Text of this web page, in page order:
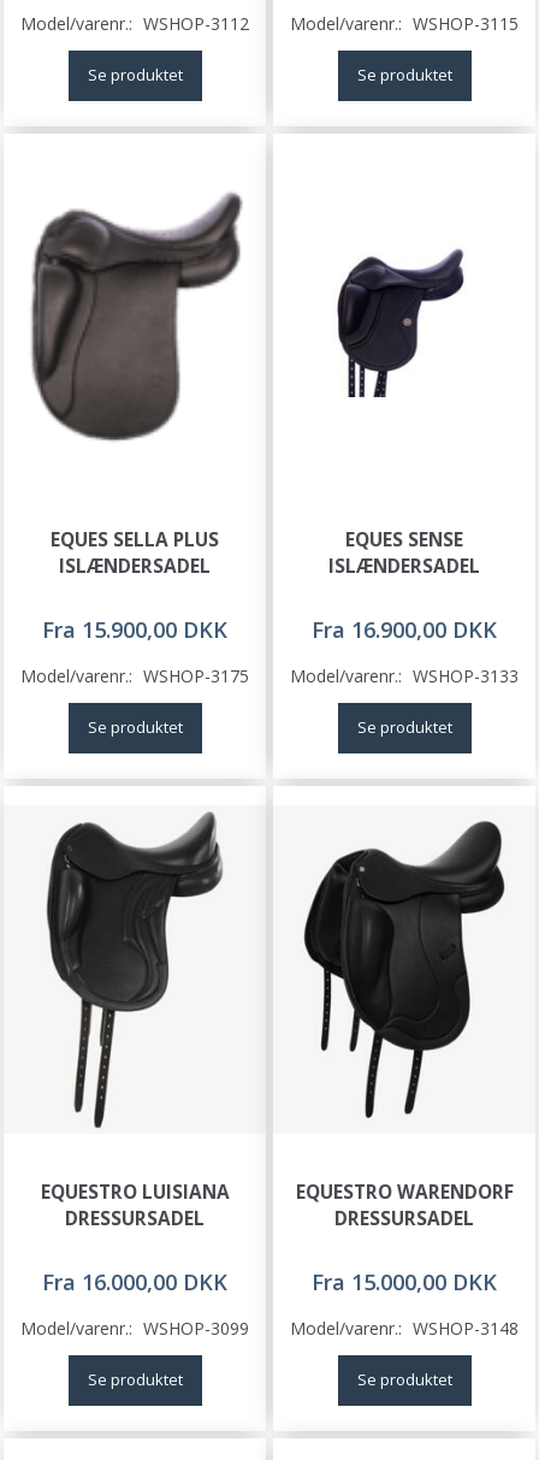
Model/varenr.: WSHOP-3112
Se produktet
Model/varenr.: WSHOP-3115
Se produktet
EQUES SELLA PLUS
ISLÆNDERSADEL
Fra 15.900,00 DKK
Model/varenr.: WSHOP-3175
Se produktet
EQUES SENSE
ISLÆNDERSADEL
Fra 16.900,00 DKK
Model/varenr.: WSHOP-3133
Se produktet
EQUESTRO LUISIANA
DRESSURSADEL
Fra 16.000,00 DKK
Model/varenr.: WSHOP-3099
Se produktet
EQUESTRO WARENDORF
DRESSURSADEL
Fra 15.000,00 DKK
Model/varenr.: WSHOP-3148
Se produktet